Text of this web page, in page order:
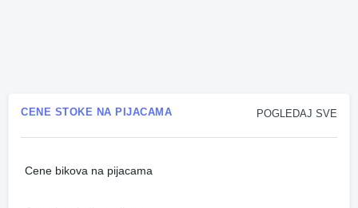
POGLEDAJ SVE
CENE STOKE NA PIJACAMA
Cene bikova na pijacama